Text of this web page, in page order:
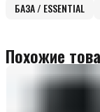
БАЗА / ESSENTIAL
Похожие